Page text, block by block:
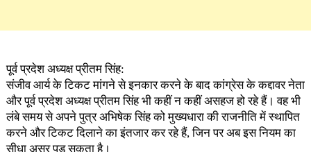
पूर्व प्रदेश अध्यक्ष प्रीतम सिंह:
संजीव आर्य के टिकट मांगने से इनकार करने के बाद कांग्रेस के कद्दावर नेता
और पूर्व प्रदेश अध्यक्ष प्रीतम सिंह भी कहीं न कहीं असहज हो रहे हैं। वह भी
लंबे समय से अपने पुत्र अभिषेक सिंह को मुख्यधारा की राजनीति में स्थापित
करने और टिकट दिलाने का इंतजार कर रहे हैं, जिन पर अब इस नियम का
सीधा असर पड़ सकता है।